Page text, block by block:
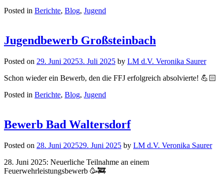
Posted in Berichte, Blog, Jugend
Jugendbewerb Großsteinbach
Posted on 29. Juni 20253. Juli 2025 by LM d.V. Veronika Saurer
Schon wieder ein Bewerb, den die FFJ erfolgreich absolvierte! 💪🏻
Posted in Berichte, Blog, Jugend
Bewerb Bad Waltersdorf
Posted on 28. Juni 202529. Juni 2025 by LM d.V. Veronika Saurer
28. Juni 2025: Neuerliche Teilnahme an einem
Feuerwehrleistungsbewerb 🥳🚒